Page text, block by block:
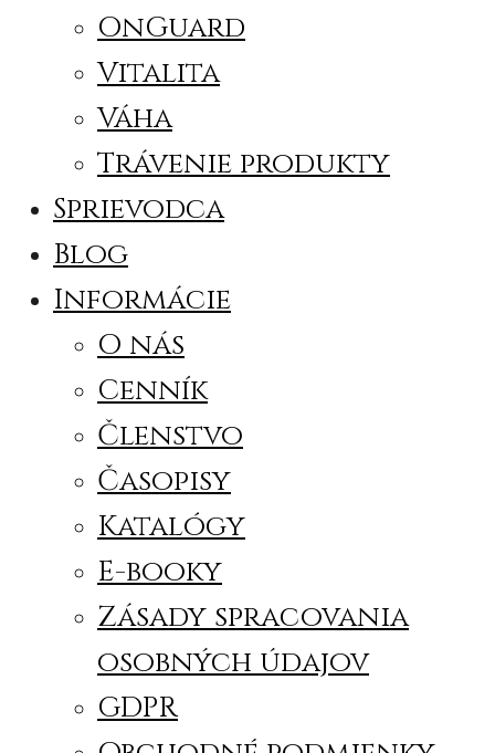
OnGuard
Vitalita
Váha
Trávenie produkty
Sprievodca
Blog
Informácie
O nás
Cenník
Členstvo
Časopisy
Katalógy
E-booky
Zásady spracovania
osobných údajov
GDPR